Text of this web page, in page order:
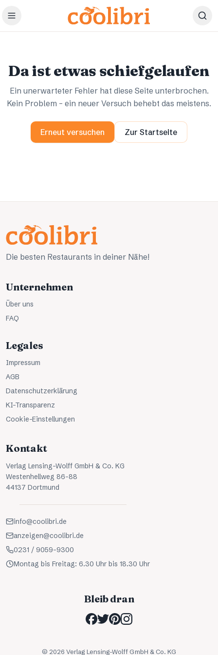
Zum Hauptinhalt springen
Da ist etwas schiefgelaufen
Ein unerwarteter Fehler hat diese Seite unterbrochen.
Kein Problem – ein neuer Versuch behebt das meistens.
Erneut versuchen Zur Startseite
Die besten Restaurants in deiner Nähe!
Unternehmen
Über uns
FAQ
Legales
Impressum
AGB
Datenschutzerklärung
KI-Transparenz
Cookie-Einstellungen
Kontakt
Verlag Lensing-Wolff GmbH & Co. KG
Westenhellweg 86-88
44137 Dortmund
info@coolibri.de
anzeigen@coolibri.de
0231 / 9059-9300
Montag bis Freitag: 6.30 Uhr bis 18.30 Uhr
Bleib dran
© 2026 Verlag Lensing-Wolff GmbH & Co. KG